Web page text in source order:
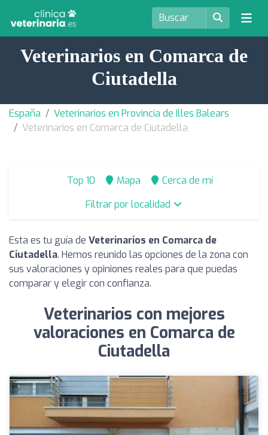
Veterinarios en Comarca de
Ciutadella
España
Veterinarios en Provincia de Illes Balears
Veterinarios en Comarca de Ciutadella
Top 10 Mapa
Cerca de mí
Filtrar por localidad
Esta es tu guía de Veterinarios en Comarca de
Ciutadella. Hemos reunido las opciones de la zona con
sus valoraciones y opiniones reales para que puedas
comparar y elegir con confianza.
Veterinarios con mejores
valoraciones en Comarca de
Ciutadella